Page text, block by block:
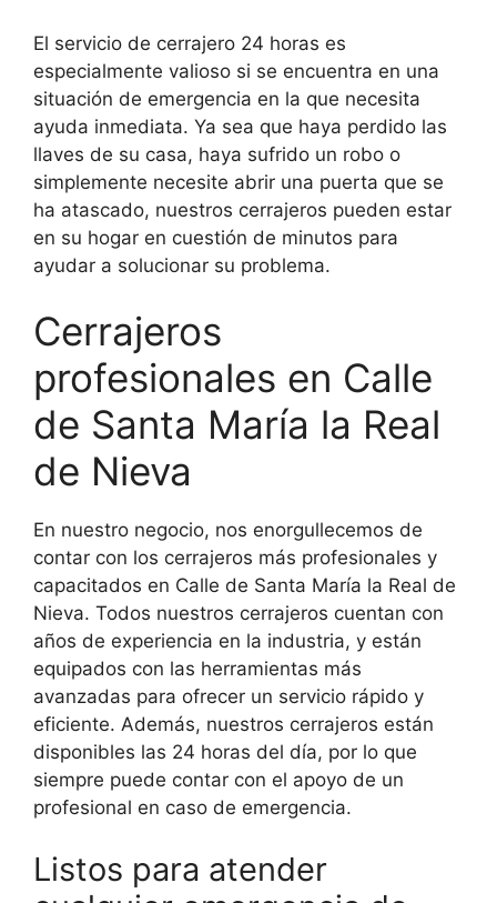
El servicio de cerrajero 24 horas es
especialmente valioso si se encuentra en una
situación de emergencia en la que necesita
ayuda inmediata. Ya sea que haya perdido las
llaves de su casa, haya sufrido un robo o
simplemente necesite abrir una puerta que se
ha atascado, nuestros cerrajeros pueden estar
en su hogar en cuestión de minutos para
ayudar a solucionar su problema.
Cerrajeros
profesionales en Calle
de Santa María la Real
de Nieva
En nuestro negocio, nos enorgullecemos de
contar con los cerrajeros más profesionales y
capacitados en Calle de Santa María la Real de
Nieva. Todos nuestros cerrajeros cuentan con
años de experiencia en la industria, y están
equipados con las herramientas más
avanzadas para ofrecer un servicio rápido y
eficiente. Además, nuestros cerrajeros están
disponibles las 24 horas del día, por lo que
siempre puede contar con el apoyo de un
profesional en caso de emergencia.
Listos para atender